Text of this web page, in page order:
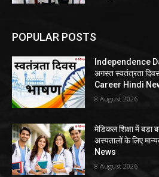
POPULAR POSTS
Independence
अगस्त स्वतंत्रता
Career Hindi
8 August 2026
मेडिकल शिक्षा में बड़ा
अस्पतालों के लिए
News
8 August 2026